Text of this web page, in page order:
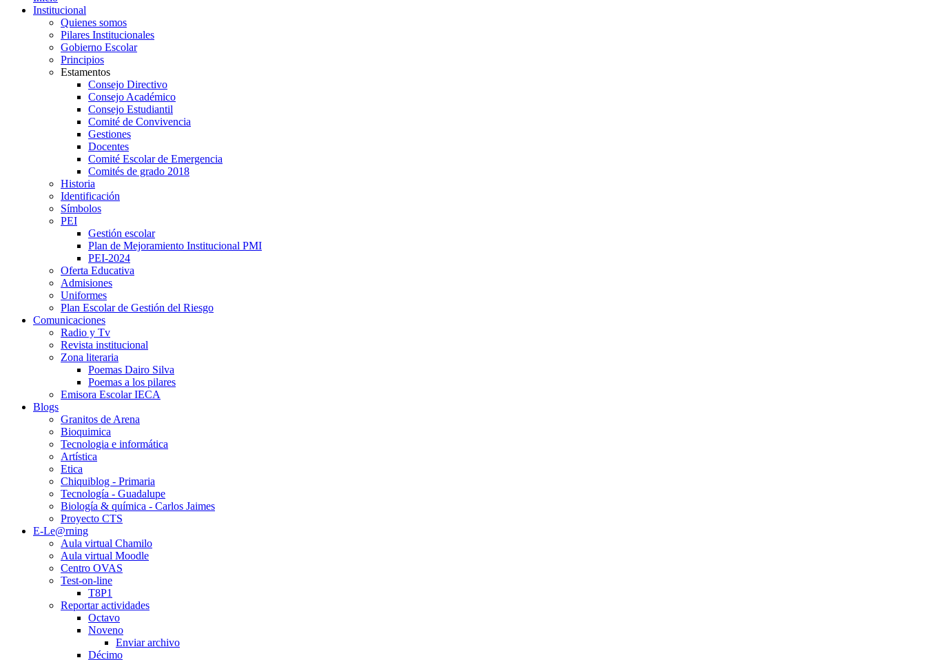
Institucional
Quienes somos
Pilares Institucionales
Gobierno Escolar
Principios
Estamentos
Consejo Directivo
Consejo Académico
Consejo Estudiantil
Comité de Convivencia
Gestiones
Docentes
Comité Escolar de Emergencia
Comités de grado 2018
Historia
Identificación
Símbolos
PEI
Gestión escolar
Plan de Mejoramiento Institucional PMI
PEI-2024
Oferta Educativa
Admisiones
Uniformes
Plan Escolar de Gestión del Riesgo
Comunicaciones
Radio y Tv
Revista institucional
Zona literaria
Poemas Dairo Silva
Poemas a los pilares
Emisora Escolar IECA
Blogs
Granitos de Arena
Bioquimica
Tecnologia e informática
Artística
Etica
Chiquiblog - Primaria
Tecnología - Guadalupe
Biología & química - Carlos Jaimes
Proyecto CTS
E-Le@rning
Aula virtual Chamilo
Aula virtual Moodle
Centro OVAS
Test-on-line
T8P1
Reportar actividades
Octavo
Noveno
Enviar archivo
Décimo